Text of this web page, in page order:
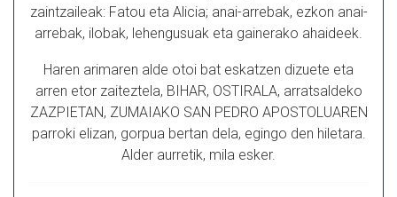
zaintzaileak: Fatou eta Alicia; anai-arrebak, ezkon anai-
arrebak, ilobak, lehengusuak eta gainerako ahaideek.
Haren arimaren alde otoi bat eskatzen dizuete eta
arren etor zaiteztela, BIHAR, OSTIRALA, arratsaldeko
ZAZPIETAN, ZUMAIAKO SAN PEDRO APOSTOLUAREN
parroki elizan, gorpua bertan dela, egingo den hiletara.
Alder aurretik, mila esker.